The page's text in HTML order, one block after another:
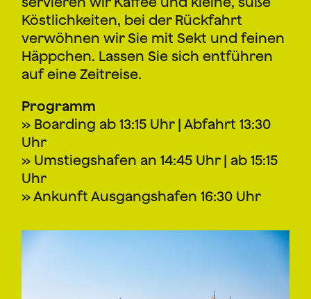
Köstlichkeiten, bei der Rückfahrt
verwöhnen wir Sie mit Sekt und feinen
Häppchen. Lassen Sie sich entführen
auf eine Zeitreise.
Programm
» Boarding ab 13:15 Uhr | Abfahrt 13:30
Uhr
» Umstiegshafen an 14:45 Uhr | ab 15:15
Uhr
» Ankunft Ausgangshafen 16:30 Uhr